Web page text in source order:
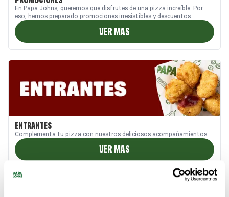
En Papa Johns, queremos que disfrutes de una pizza increíble. Por
eso, hemos preparado promociones irresistibles y descuentos
exclusivos, pensados para que disfrutes cada bocado.
VER MAS
ENTRANTES
Complementa tu pizza con nuestros deliciosos acompañamientos.
VER MAS